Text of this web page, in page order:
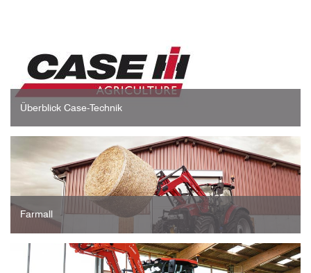
Überblick Case-Technik
Farmall